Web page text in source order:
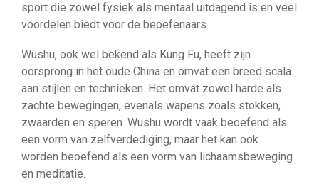
sport die zowel fysiek als mentaal uitdagend is en veel
voordelen biedt voor de beoefenaars.
Wushu, ook wel bekend als Kung Fu, heeft zijn
oorsprong in het oude China en omvat een breed scala
aan stijlen en technieken. Het omvat zowel harde als
zachte bewegingen, evenals wapens zoals stokken,
zwaarden en speren. Wushu wordt vaak beoefend als
een vorm van zelfverdediging, maar het kan ook
worden beoefend als een vorm van lichaamsbeweging
en meditatie.